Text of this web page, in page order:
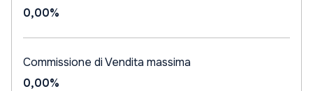
0,00%
Commissione di Vendita massima
0,00%